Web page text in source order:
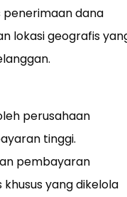
dana
lokasi geografis
perusahaan
tinggi.
pembayaran
yang dikelola